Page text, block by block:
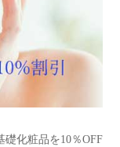
化粧品を10％OFF